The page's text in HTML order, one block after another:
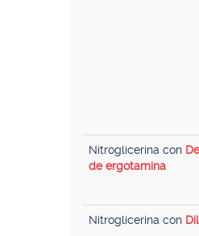
Nitroglicerina con
de ergotamina
Nitroglicerina con